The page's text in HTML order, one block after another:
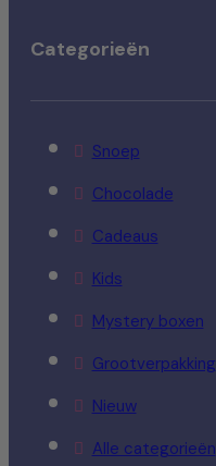
Categorieën
Snoep
Chocolade
Cadeaus
Kids
Mystery boxen
Grootverpakking
Nieuw
Alle categorieën